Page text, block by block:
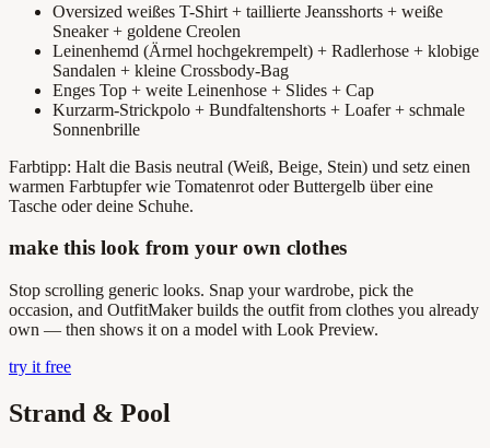
Oversized weißes T-Shirt + taillierte Jeansshorts + weiße
Sneaker + goldene Creolen
Leinenhemd (Ärmel hochgekrempelt) + Radlerhose + klobige
Sandalen + kleine Crossbody-Bag
Enges Top + weite Leinenhose + Slides + Cap
Kurzarm-Strickpolo + Bundfaltenshorts + Loafer + schmale
Sonnenbrille
Farbtipp: Halt die Basis neutral (Weiß, Beige, Stein) und setz einen
warmen Farbtupfer wie Tomatenrot oder Buttergelb über eine
Tasche oder deine Schuhe.
make this look from your own clothes
Stop scrolling generic looks. Snap your wardrobe, pick the
occasion, and OutfitMaker builds the outfit from clothes you already
own — then shows it on a model with Look Preview.
try it free
Strand & Pool